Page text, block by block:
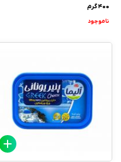
400 گرم
ناموجود